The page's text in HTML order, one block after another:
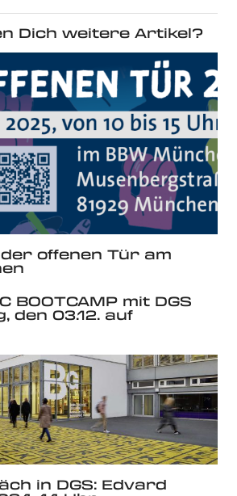
Dich weitere Artikel?
der offenen Tür am
BOOTCAMP mit DGS
den 03.12. auf
in DGS: Edvard